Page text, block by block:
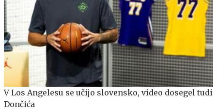
V Los Angelesu se učijo slovensko, video dosegel tudi
Dončića